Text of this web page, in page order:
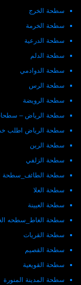
سطحة الخرج
سطحة الخرمة
سطحة الدرعية
سطحة الدلم
سطحة الدوادمي
سطحة الرس
سطحة الرويضة
سطحة الرياض – سطحات
سطحة الرياض اطلب
سطحة الرين
سطحة الزلفي
سطحة الطائف_سطحة
سطحة العلا
سطحة العيينة
سطحة الغاط_سطحه
سطحة القريات
سطحة القصيم
سطحة القويعية
سطحة المدينة المنورة